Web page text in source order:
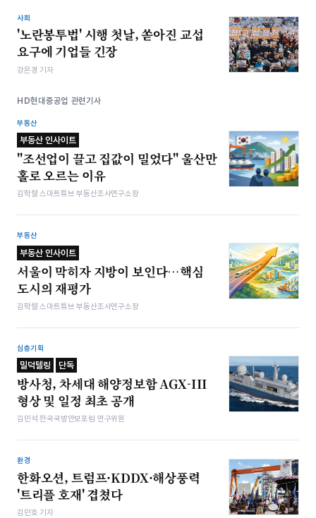
사회
'노란봉투법' 시행 첫날, 쏟아진 교섭
요구에 기업들 긴장
강은경 기자
HD현대중공업 관련기사
부동산
부동산 인사이트
"조선업이 끌고 집값이 밀었다" 울산만
홀로 오르는 이유
김학렬 스마트튜브 부동산조사연구소장
부동산
부동산 인사이트
서울이 막히자 지방이 보인다…핵심
도시의 재평가
김학렬 스마트튜브 부동산조사연구소장
심층기획
밀덕텔링 단독
방사청, 차세대 해양정보함 AGX-III
형상 및 일정 최초 공개
김민석 한국국방안보포럼 연구위원
환경
한화오션, 트럼프·KDDX·해상풍력
'트리플 호재' 겹쳤다
김민호 기자